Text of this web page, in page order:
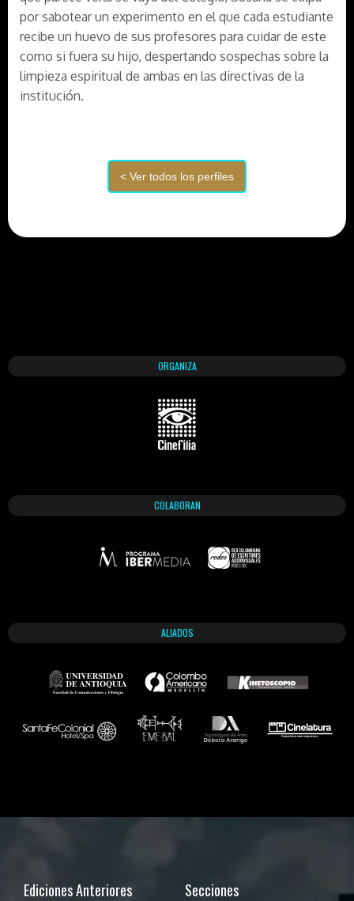
por sabotear un experimento en el que cada estudiante
recibe un huevo de sus profesores para cuidar de este
como si fuera su hijo, despertando sospechas sobre la
limpieza espiritual de ambas en las directivas de la
institución.
ORGANIZA
COLABORAN
ALIADOS
Ediciones Anteriores Secciones